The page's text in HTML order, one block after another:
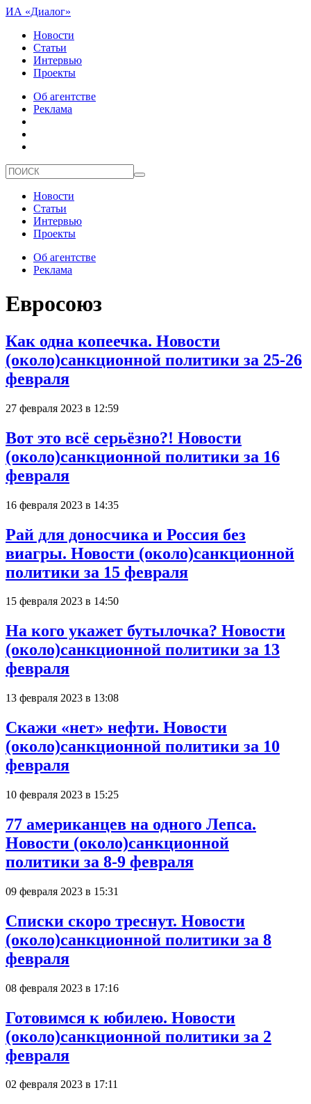
ИА «Диалог»
Новости
Статьи
Интервью
Проекты
Об агентстве
Реклама
Новости
Статьи
Интервью
Проекты
Об агентстве
Реклама
Евросоюз
Как одна копеечка. Новости
(около)санкционной политики за 25-26
февраля
27 февраля 2023 в 12:59
Вот это всё серьёзно?! Новости
(около)санкционной политики за 16
февраля
16 февраля 2023 в 14:35
Рай для доносчика и Россия без
виагры. Новости (около)санкционной
политики за 15 февраля
15 февраля 2023 в 14:50
На кого укажет бутылочка? Новости
(около)санкционной политики за 13
февраля
13 февраля 2023 в 13:08
Скажи «нет» нефти. Новости
(около)санкционной политики за 10
февраля
10 февраля 2023 в 15:25
77 американцев на одного Лепса.
Новости (около)санкционной
политики за 8-9 февраля
09 февраля 2023 в 15:31
Списки скоро треснут. Новости
(около)санкционной политики за 8
февраля
08 февраля 2023 в 17:16
Готовимся к юбилею. Новости
(около)санкционной политики за 2
февраля
02 февраля 2023 в 17:11